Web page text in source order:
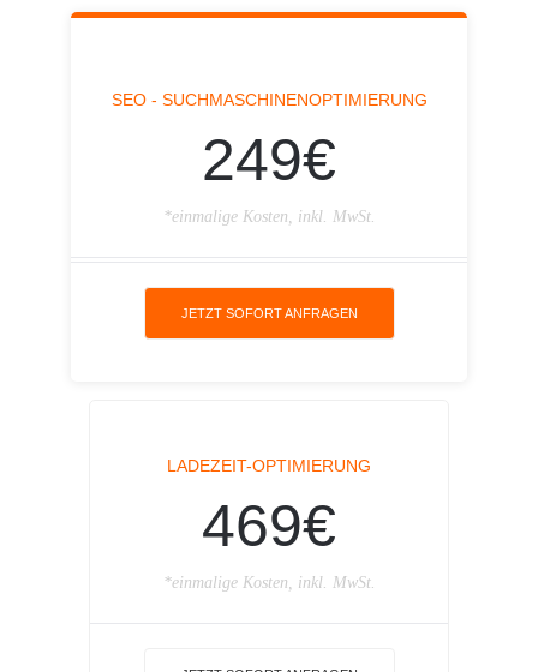
SEO - SUCHMASCHINENOPTIMIERUNG
249€
*einmalige Kosten, inkl. MwSt.
JETZT SOFORT ANFRAGEN
LADEZEIT-OPTIMIERUNG
469€
*einmalige Kosten, inkl. MwSt.